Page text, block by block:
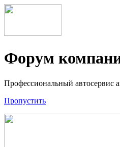
Форум
Профессиональный автосервис
Пропустить